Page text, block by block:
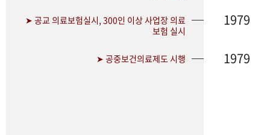
➤ 공교 의료보험실시, 300인 이상 사업장 의료
보험 실시
1979
➤ 공중보건의료제도 시행 1979